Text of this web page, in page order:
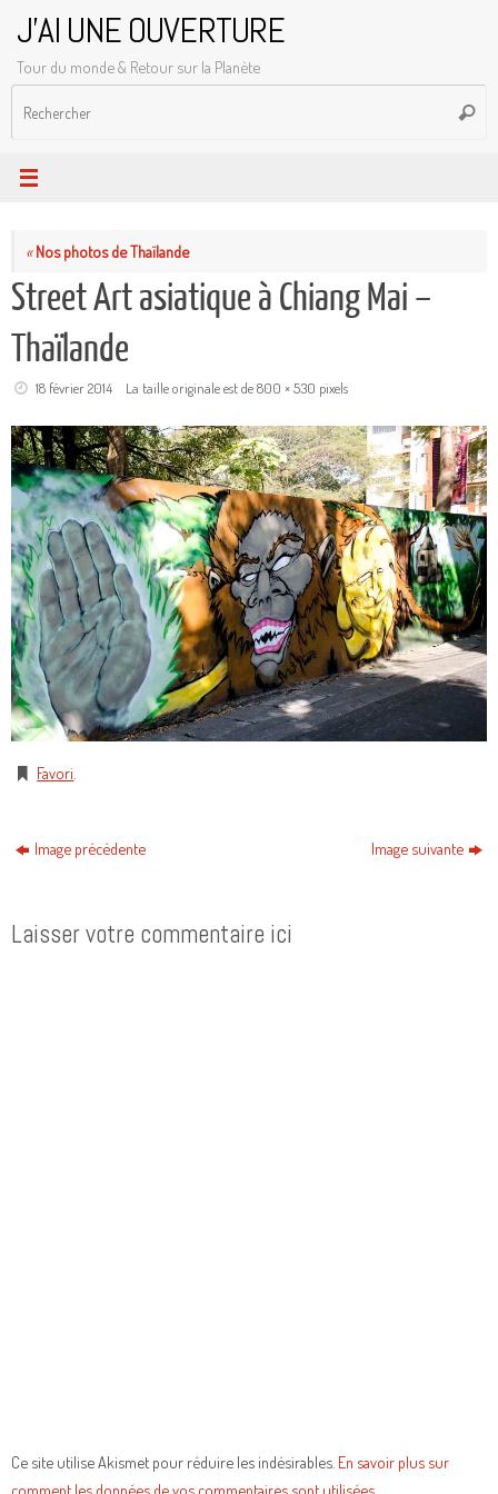
contenu
J'AI UNE OUVERTURE
Tour du monde & Retour sur la Planète
«Nos photos de Thaïlande
Street Art asiatique à Chiang Mai –
Thaïlande
18 février 2014 La taille originale est de800 × 530 pixels
Favori
Image précédente Image suivante
Laisser votre commentaire ici
Ce site utilise Akismet pour réduire les indésirables. En savoir plus sur
comment les données de vos commentaires sont utilisées